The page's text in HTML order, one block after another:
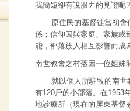
我簡短卻有說服力的見證呢?
原住民的基督徒當初會
係；信仰因與家庭、家族或
能，部落族人相互影響而成
南世教會之村落因一位姐妹
就以個人所駐牧的南世
有120戶的小部落。在1953
地診療所（現在的屏東基督